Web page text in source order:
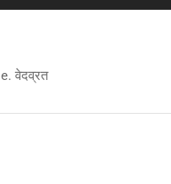
वेदव्रत